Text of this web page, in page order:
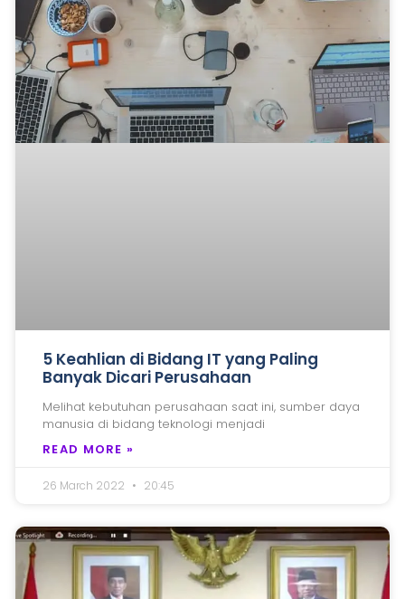
5 Keahlian di Bidang IT yang Paling
Banyak Dicari Perusahaan
Melihat kebutuhan perusahaan saat ini, sumber daya
manusia di bidang teknologi menjadi
READ MORE »
26 March 2022 20:45